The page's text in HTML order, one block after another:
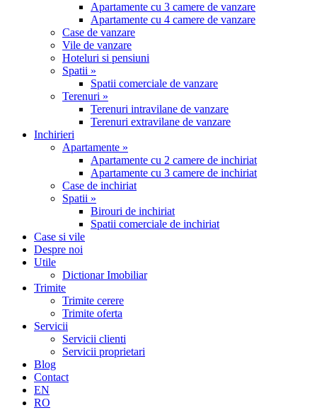
Apartamente cu 3 camere de vanzare
Apartamente cu 4 camere de vanzare
Case de vanzare
Vile de vanzare
Hoteluri si pensiuni
Spatii »
Spatii comerciale de vanzare
Terenuri »
Terenuri intravilane de vanzare
Terenuri extravilane de vanzare
Inchirieri
Apartamente »
Apartamente cu 2 camere de inchiriat
Apartamente cu 3 camere de inchiriat
Case de inchiriat
Spatii »
Birouri de inchiriat
Spatii comerciale de inchiriat
Case si vile
Despre noi
Utile
Dictionar Imobiliar
Trimite
Trimite cerere
Trimite oferta
Servicii
Servicii clienti
Servicii proprietari
Blog
Contact
EN
RO